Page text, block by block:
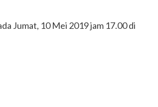
Jumat, 10 Mei 2019 jam 17.00 di